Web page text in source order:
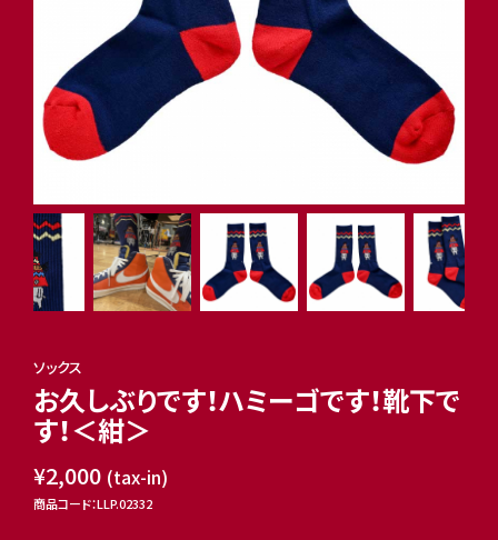
ソックス
お久しぶりです！ハミーゴです！靴下で
す！＜紺＞
¥2,000 (tax-in)
商品コード：LLP.02332